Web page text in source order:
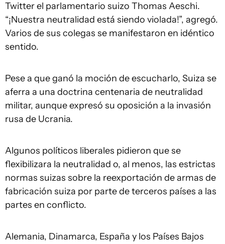
Twitter el parlamentario suizo Thomas Aeschi.
“¡Nuestra neutralidad está siendo violada!”, agregó.
Varios de sus colegas se manifestaron en idéntico
sentido.
Pese a que ganó la moción de escucharlo, Suiza se
aferra a una doctrina centenaria de neutralidad
militar, aunque expresó su oposición a la invasión
rusa de Ucrania.
Algunos políticos liberales pidieron que se
flexibilizara la neutralidad o, al menos, las estrictas
normas suizas sobre la reexportación de armas de
fabricación suiza por parte de terceros países a las
partes en conflicto.
Alemania, Dinamarca, España y los Países Bajos